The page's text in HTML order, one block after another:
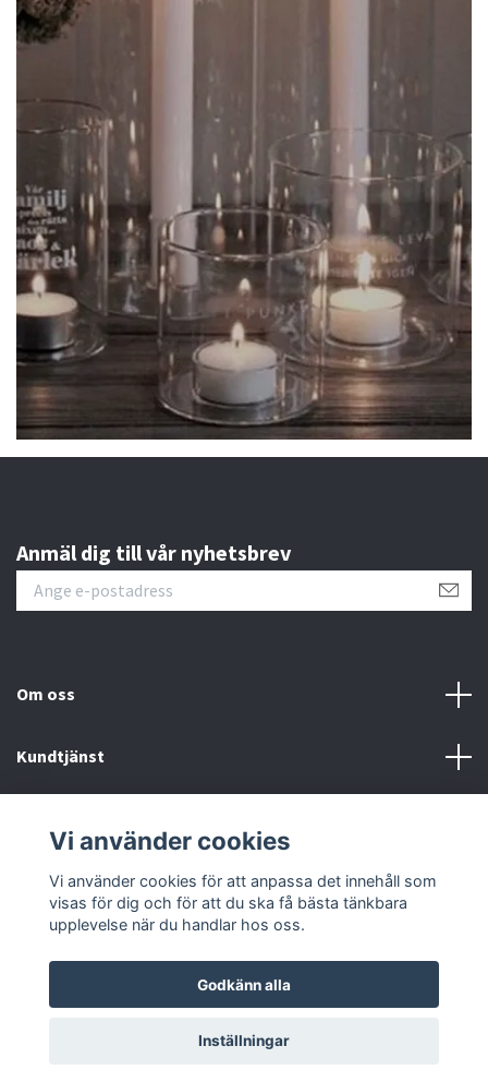
Anmäl dig till vår nyhetsbrev
Om oss
Kundtjänst
Sociala medier
© 2026 Kvikk
Vi använder cookies
Vi använder cookies för att anpassa det innehåll som
visas för dig och för att du ska få bästa tänkbara
upplevelse när du handlar hos oss.
Godkänn alla
Inställningar